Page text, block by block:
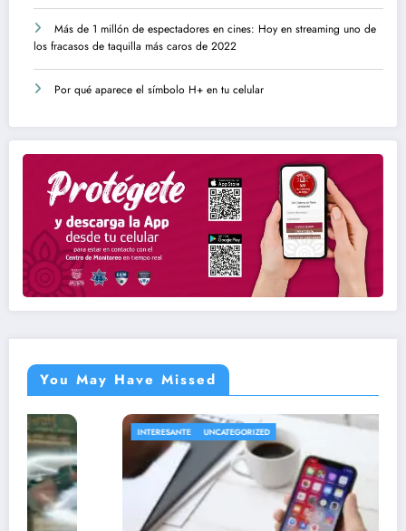
Más de 1 millón de espectadores en cines: Hoy en streaming uno de
los fracasos de taquilla más caros de 2022
Por qué aparece el símbolo H+ en tu celular
You May Have Missed
INTERESANTE UNCATEGORIZED